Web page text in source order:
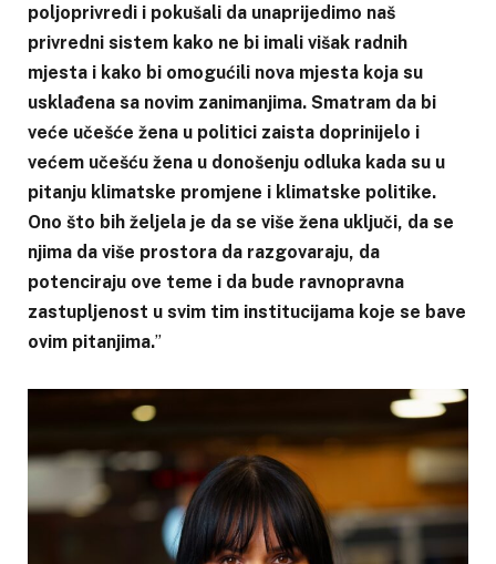
poljoprivredi i pokušali da unaprijedimo naš
privredni sistem kako ne bi imali višak radnih
mjesta i kako bi omogućili nova mjesta koja su
usklađena sa novim zanimanjima. Smatram da bi
veće učešće žena u politici zaista doprinijelo i
većem učešću žena u donošenju odluka kada su u
pitanju klimatske promjene i klimatske politike.
Ono što bih željela je da se više žena uključi, da se
njima da više prostora da razgovaraju, da
potenciraju ove teme i da bude ravnopravna
zastupljenost u svim tim institucijama koje se bave
ovim pitanjima.”